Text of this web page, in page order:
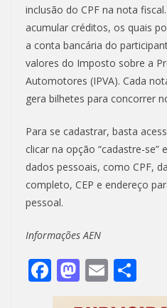
inclusão do CPF na nota
acumular créditos, os quais
a conta bancária do
valores do Imposto sobre a
Automotores (IPVA). Cada
gera bilhetes para concorrer
Para se cadastrar, basta
clicar na opção “cadastre-se”
dados pessoais, como CPF,
completo, CEP e endereço
pessoal.
Informações AEN
F
ac
M
as
E
m h